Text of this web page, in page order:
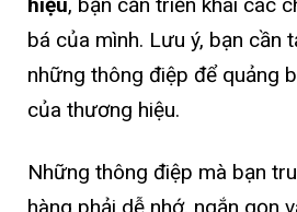
bá của mình. Lưu ý, bạn cần
những thông điệp để quảng
của thương hiệu.
Những thông điệp mà bạn